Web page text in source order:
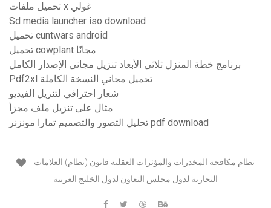
تحميل ملفات x غولي
Sd media launcher iso download
تحميل cuntwars android
تحميل cowplant مجانًا
برنامج خطة المنزل ثلاثي الأبعاد تنزيل مجاني الإصدار الكامل
Pdf2xl تحميل مجاني النسخة الكاملة
شعار احترافي لتنزيل الفيديو
مثال على تنزيل ملف مجزأ
تحليل التصور والتصميم تمارا مونزنر pdf download
التجارية لدول مجلس التعاون لدول الخليج العربية